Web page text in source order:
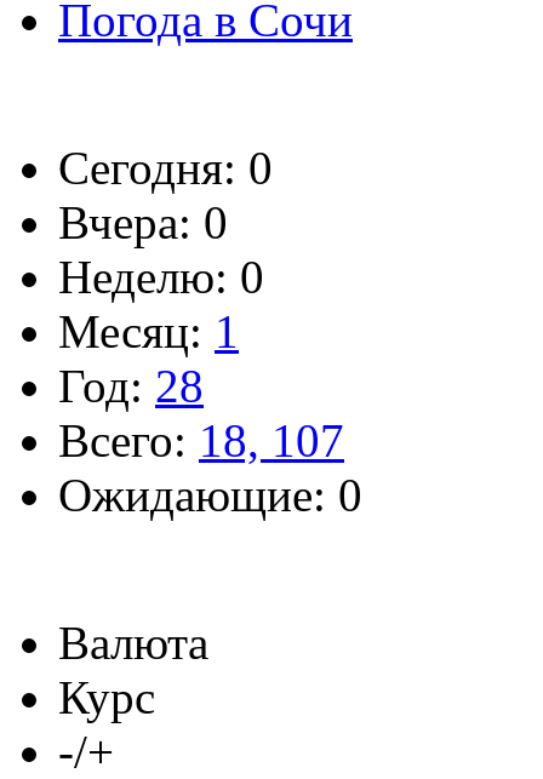
Погода в Сочи
Сегодня: 0
Вчера: 0
Неделю: 0
Месяц: 1
Год: 28
Всего: 18, 107
Ожидающие: 0
Валюта
Курс
-/+